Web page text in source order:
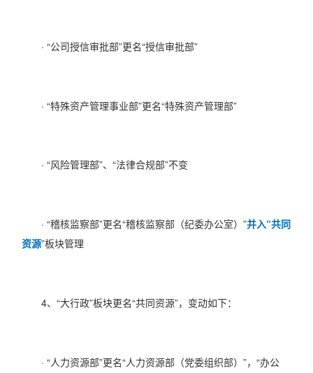
· “公司授信审批部”更名“授信审批部”
· “特殊资产管理事业部”更名“特殊资产管理部”
· “风险管理部”、“法律合规部”不变
· “稽核监察部”更名“稽核监察部（纪委办公室）”并入“共同
资源”板块管理
4、“大行政”板块更名“共同资源”，变动如下：
· “人力资源部”更名“人力资源部（党委组织部）”，“办公